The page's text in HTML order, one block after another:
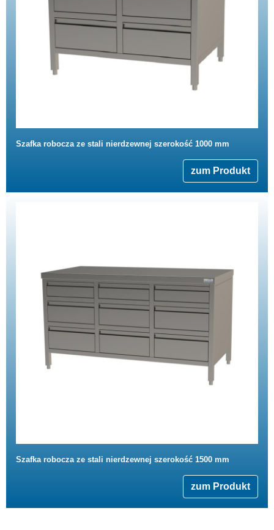
Szafka robocza ze stali nierdzewnej szerokość 1000 mm
zum Produkt
Szafka robocza ze stali nierdzewnej szerokość 1500 mm
zum Produkt